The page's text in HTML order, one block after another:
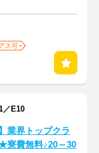
ス可
E10
業界トップクラ
寮費無料♪20～30